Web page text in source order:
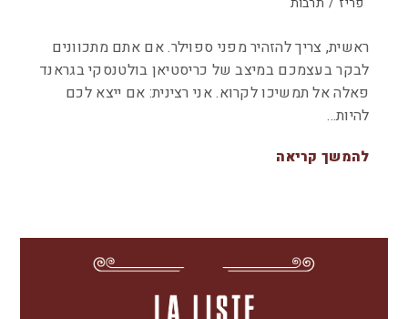
ראשית, צריך להזהיר מפני ספוילר. אם אתם מתכוונים
לבקר בעצמכם במיצב של כריסטיאן בולטנסקי בגראנד
פאלה אל תמשיכו לקרוא. אני רצינית: אם ייצא לכם
להיות…
להמשך קריאה